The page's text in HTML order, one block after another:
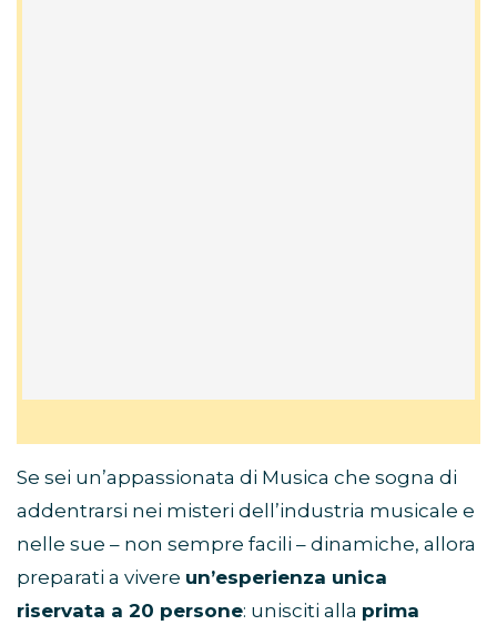
Se sei un’appassionata di Musica che sogna di
addentrarsi nei misteri dell’industria musicale e
nelle sue – non sempre facili – dinamiche, allora
preparati a vivere un’esperienza unica
riservata a 20 persone: unisciti alla prima